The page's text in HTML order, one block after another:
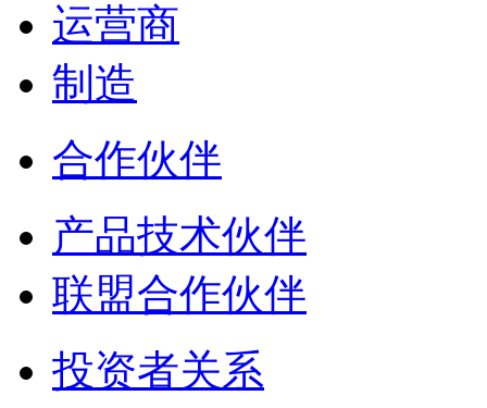
运营商
制造
合作伙伴
产品技术伙伴
联盟合作伙伴
投资者关系